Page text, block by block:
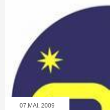
07.MAI, 2009